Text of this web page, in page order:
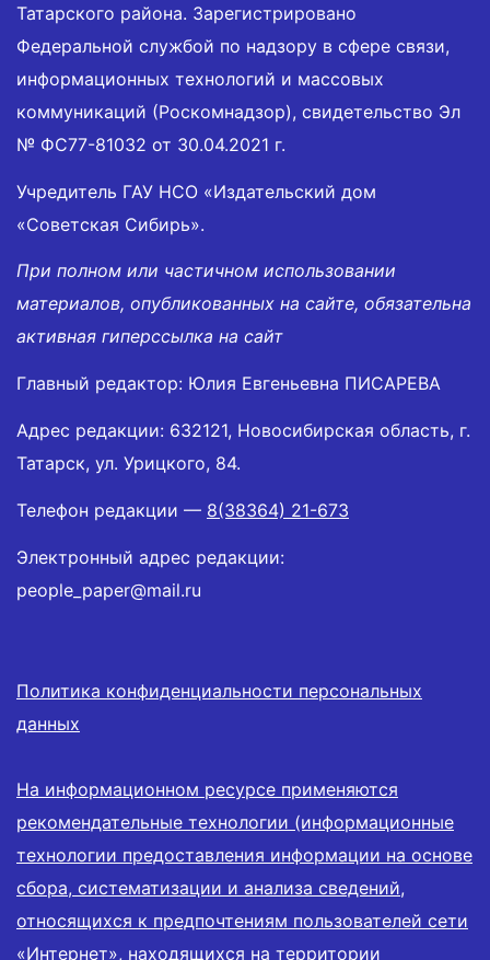
Татарского района. Зарегистрировано
Федеральной службой по надзору в сфере связи,
информационных технологий и массовых
коммуникаций (Роскомнадзор), свидетельство Эл
№ ФС77-81032 от 30.04.2021 г.
Учредитель ГАУ НСО «Издательский дом
«Советская Сибирь».
При полном или частичном использовании
материалов, опубликованных на сайте, обязательна
активная гиперссылка на сайт
Главный редактор: Юлия Евгеньевна ПИСАРЕВА
Адрес редакции: 632121, Новосибирская область, г.
Татарск, ул. Урицкого, 84.
Телефон редакции — 8(38364) 21-673
Электронный адрес редакции:
people_paper@mail.ru
Политика конфиденциальности персональных
данных
На информационном ресурсе применяются
рекомендательные технологии (информационные
технологии предоставления информации на основе
сбора, систематизации и анализа сведений,
относящихся к предпочтениям пользователей сети
«Интернет», находящихся на территории